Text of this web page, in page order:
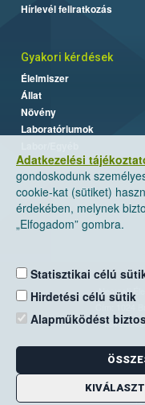
Adatkezelési
gondoskodunk
cookie-kat (sütiket)
érdekében, melynek
„Elfogadom” gombra.
Statisztikai célú
Hirdetési célú sütik
Alapműködést
Hírlevél feliratkozás
Gyakori kérdések
Élelmiszer
Állat
Növény
Laboratóriumok
Nemzeti
E-mail: